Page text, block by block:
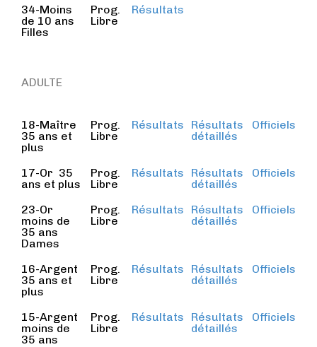
34-Moins
de 10 ans
Filles
Prog.
Libre
Résultats
ADULTE
18-Maître
35 ans et
plus
Prog.
Libre
Résultats
Résultats
détaillés
Officiels
17-Or 35
ans et plus
Prog.
Libre
Résultats
Résultats
détaillés
Officiels
23-Or
moins de
35 ans
Dames
Prog.
Libre
Résultats
Résultats
détaillés
Officiels
16-Argent
35 ans et
plus
Prog.
Libre
Résultats
Résultats
détaillés
Officiels
15-Argent
moins de
35 ans
Prog.
Libre
Résultats
Résultats
détaillés
Officiels